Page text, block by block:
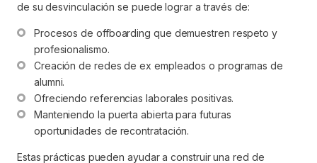
de su desvinculación se puede lograr a través de:
Procesos de offboarding que demuestren respeto y
profesionalismo.
Creación de redes de ex empleados o programas de
alumni.
Ofreciendo referencias laborales positivas.
Manteniendo la puerta abierta para futuras
oportunidades de recontratación.
Estas prácticas pueden ayudar a construir una red de